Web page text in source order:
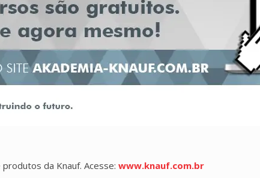
produtos da Knauf. Acesse: www.knauf.com.br